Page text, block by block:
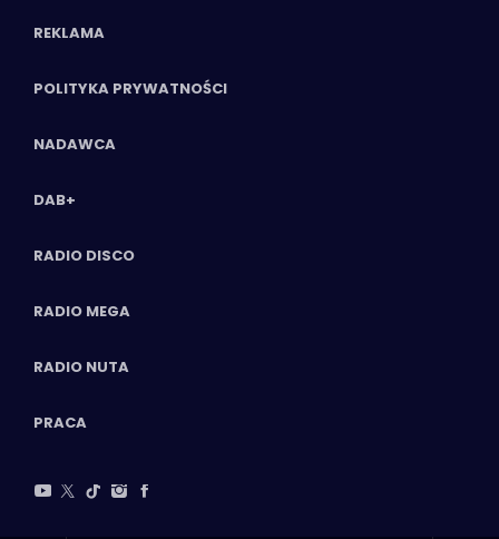
REKLAMA
POLITYKA PRYWATNOŚCI
NADAWCA
DAB+
RADIO DISCO
RADIO MEGA
RADIO NUTA
PRACA